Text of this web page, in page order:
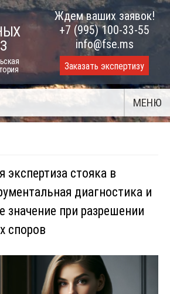
Ждем ваших заявок!
+7 (995) 100-33-55
info@fse.ms
Заказать экспертизу
МЕНЮ
экспертиза стояка в
диагностика и
значение при разрешении
споров